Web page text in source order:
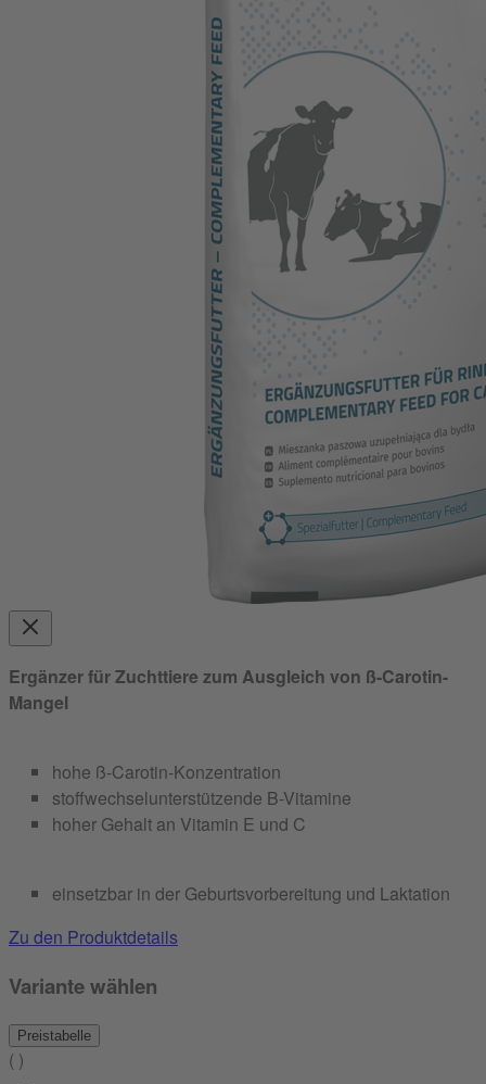
Ergänzer für Zuchttiere zum Ausgleich von ß-Carotin-
Mangel
hohe ß-Carotin-Konzentration
stoffwechselunterstützende B-Vitamine
hoher Gehalt an Vitamin E und C
einsetzbar in der Geburtsvorbereitung und Laktation
Zu den Produktdetails
Variante wählen
Preistabelle
( )